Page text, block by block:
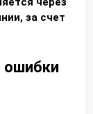
за счет
ошибки